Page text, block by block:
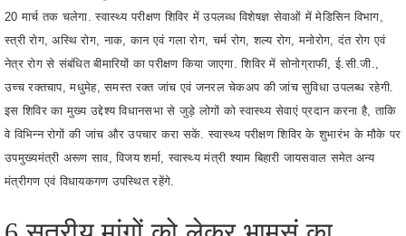
नेत्र रोग से संबंधित बीमारियों का परीक्षण किया जाएगा. शिविर में सोनोग्राफी, ई.सी.जी.,
उच्च रक्तचाप, मधुमेह, समस्त रक्त जांच एवं जनरल चेकअप की जांच सुविधा उपलब्ध रहेगी.
इस शिविर का मुख्य उद्देश्य विधानसभा से जुड़े लोगों को स्वास्थ्य सेवाएं प्रदान करना है, ताकि
वे विभिन्न रोगों की जांच और उपचार करा सकें. स्वास्थ्य परीक्षण शिविर के शुभारंभ के मौके पर
उपमुख्यमंत्री अरूण साव, विजय शर्मा, स्वास्थ्य मंत्री श्याम बिहारी जायसवाल समेत अन्य
मंत्रीगण एवं विधायकगण उपस्थित रहेंगे.
6 सूत्रीय मांगों को लेकर भामसं का
प्रदर्शन आज